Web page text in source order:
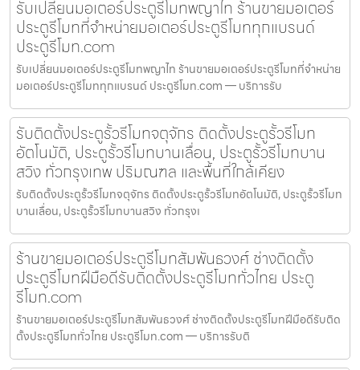
รับเปลี่ยนมอเตอร์ประตูรีโมทพญาไท ร้านขายมอเตอร์
ประตูรีโมทที่จำหน่ายมอเตอร์ประตูรีโมททุกแบรนด์
ประตูรีโมท.com
รับเปลี่ยนมอเตอร์ประตูรีโมทพญาไท ร้านขายมอเตอร์ประตูรีโมทที่จำหน่าย
มอเตอร์ประตูรีโมททุกแบรนด์ ประตูรีโมท.com — บริการรับ
รับติดตั้งประตูรั้วรีโมทจตุจักร ติดตั้งประตูรั้วรีโมท
อัตโนมัติ, ประตูรั้วรีโมทบานเลื่อน, ประตูรั้วรีโมทบาน
สวิง ทั่วกรุงเทพ ปริมณฑล และพื้นที่ใกล้เคียง
รับติดตั้งประตูรั้วรีโมทจตุจักร ติดตั้งประตูรั้วรีโมทอัตโนมัติ, ประตูรั้วรีโมท
บานเลื่อน, ประตูรั้วรีโมทบานสวิง ทั่วกรุงเ
ร้านขายมอเตอร์ประตูรีโมทสัมพันธวงศ์ ช่างติดตั้ง
ประตูรีโมทฝีมือดีรับติดตั้งประตูรีโมททั่วไทย ประตู
รีโมท.com
ร้านขายมอเตอร์ประตูรีโมทสัมพันธวงศ์ ช่างติดตั้งประตูรีโมทฝีมือดีรับติด
ตั้งประตูรีโมททั่วไทย ประตูรีโมท.com — บริการรับติ